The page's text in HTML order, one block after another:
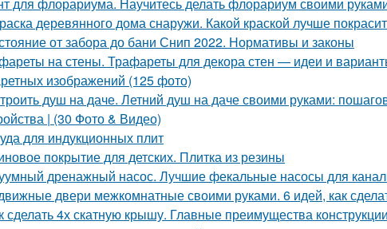
деревянного дома снаружи. Какой краской лучше
от забора до бани Снип 2022. Нормативы и законы
на стены. Трафареты для декора стен — идеи и
изображений (125 фото)
душ на даче. Летний душ на даче своими руками:
| (30 Фото & Видео)
для индукционных плит
покрытие для детских. Плитка из резины
дренажный насос. Лучшие фекальные насосы для
двери межкомнатные своими руками. 6 идей, как
сделать 4х скатную крышу. Главные преимущества